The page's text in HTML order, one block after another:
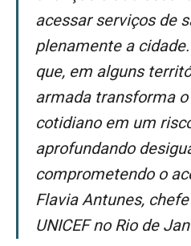
acessar serviços de
plenamente a
que, em alguns
armada transforma
cotidiano em um
aprofundando
comprometendo o
Flavia Antunes,
UNICEF no Rio de